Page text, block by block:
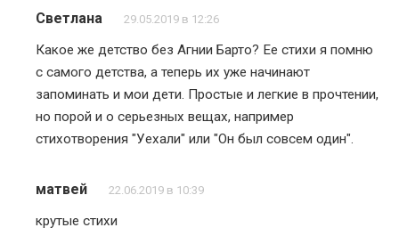
Светлана 29.05.2019 в 12:26
Какое же детство без Агнии Барто? Ее стихи я помню
с самого детства, а теперь их уже начинают
запоминать и мои дети. Простые и легкие в прочтении,
но порой и о серьезных вещах, например
стихотворения "Уехали" или "Он был совсем один".
матвей 22.06.2019 в 10:39
крутые стихи